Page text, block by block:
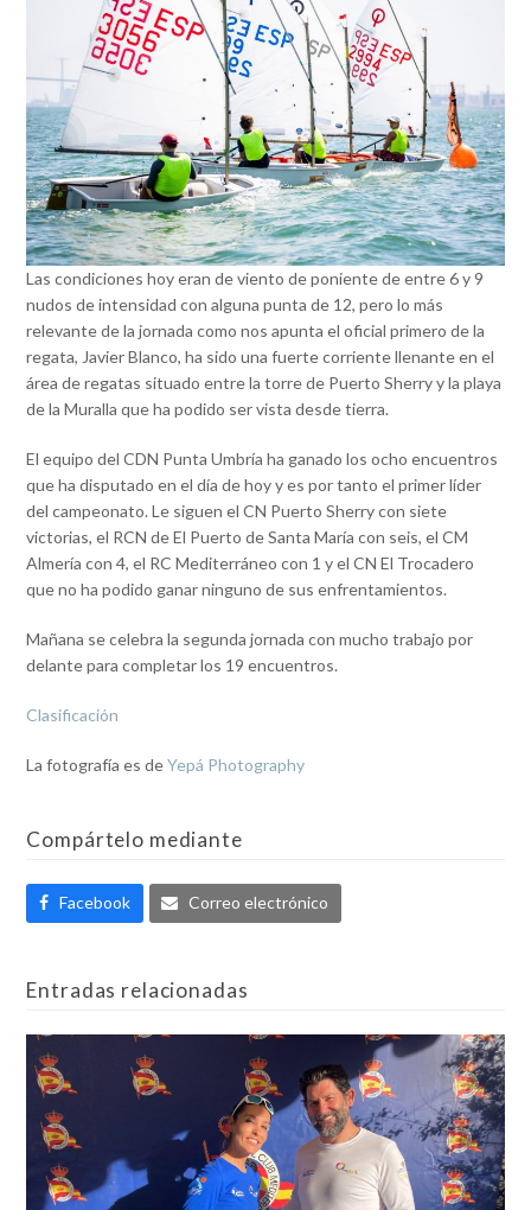
Las condiciones hoy eran de viento de poniente de entre 6 y 9
nudos de intensidad con alguna punta de 12, pero lo más
relevante de la jornada como nos apunta el oficial primero de la
regata, Javier Blanco, ha sido una fuerte corriente llenante en el
área de regatas situado entre la torre de Puerto Sherry y la playa
de la Muralla que ha podido ser vista desde tierra.
El equipo del CDN Punta Umbría ha ganado los ocho encuentros
que ha disputado en el día de hoy y es por tanto el primer líder
del campeonato. Le siguen el CN Puerto Sherry con siete
victorias, el RCN de El Puerto de Santa María con seis, el CM
Almería con 4, el RC Mediterráneo con 1 y el CN El Trocadero
que no ha podido ganar ninguno de sus enfrentamientos.
Mañana se celebra la segunda jornada con mucho trabajo por
delante para completar los 19 encuentros.
Clasificación
La fotografía es deYepá Photography
Compártelo mediante
Facebook Correo electrónico
Entradas relacionadas